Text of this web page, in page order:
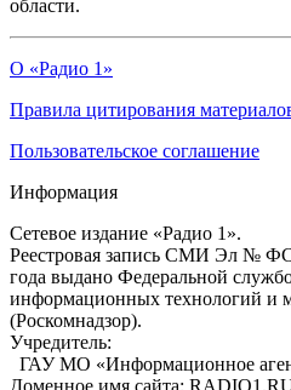
области.
О «Радио 1»
Правила цитирования
Пользовательское соглашение
Информация
Сетевое издание «Радио 1».
Реестровая запись СМИ Эл №
года выдано Федеральной
информационных технологий и
(Роскомнадзор).
Учредитель:
ГАУ МО «Информационное
Доменное имя сайта: